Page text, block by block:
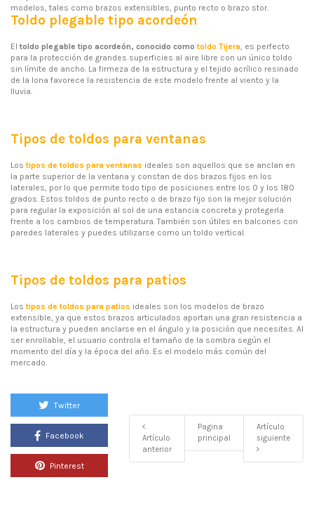
modelos, tales como brazos extensibles, punto recto o brazo stor.
Toldo plegable tipo acordeón
El toldo plegable tipo acordeón, conocido comotoldo Tijera, es perfecto
para la protección de grandes superficies al aire libre con un único toldo
sin límite de ancho. La firmeza de la estructura y el tejido acrílico resinado
de la lona favorece la resistencia de este modelo frente al viento y la
lluvia.
Tipos de toldos para ventanas
Lostipos de toldos para ventanas ideales son aquellos que se anclan en
la parte superior de la ventana y constan de dos brazos fijos en los
laterales, por lo que permite todo tipo de posiciones entre los 0 y los 180
grados. Estos toldos de punto recto o de brazo fijo son la mejor solución
para regular la exposición al sol de una estancia concreta y protegerla
frente a los cambios de temperatura. También son útiles en balcones con
paredes laterales y puedes utilizarse como un toldo vertical.
Tipos de toldos para patios
Lostipos de toldos para patios ideales son los modelos de brazo
extensible, ya que estos brazos articulados aportan una gran resistencia a
la estructura y pueden anclarse en el ángulo y la posición que necesites. Al
ser enrollable, el usuario controla el tamaño de la sombra según el
momento del día y la época del año. Es el modelo más común del
mercado.
Twitter
Facebook
Pinterest
Artículo
anterior
Pagina
principal
Artículo
siguiente